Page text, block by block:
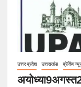
उत्तर प्रदेश उत्तराखंड ब्रेकिंग